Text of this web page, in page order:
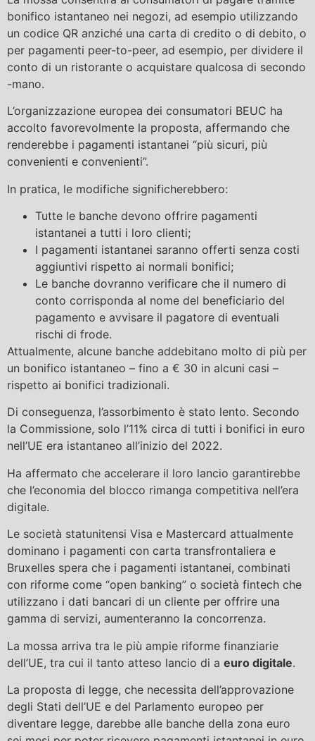
bonifico istantaneo nei negozi, ad esempio utilizzando
un codice QR anziché una carta di credito o di debito, o
per pagamenti peer-to-peer, ad esempio, per dividere il
conto di un ristorante o acquistare qualcosa di secondo
-mano.
L’organizzazione europea dei consumatori BEUC ha
accolto favorevolmente la proposta, affermando che
renderebbe i pagamenti istantanei “più sicuri, più
convenienti e convenienti”.
In pratica, le modifiche significherebbero:
Tutte le banche devono offrire pagamenti
istantanei a tutti i loro clienti;
I pagamenti istantanei saranno offerti senza costi
aggiuntivi rispetto ai normali bonifici;
Le banche dovranno verificare che il numero di
conto corrisponda al nome del beneficiario del
pagamento e avvisare il pagatore di eventuali
rischi di frode.
Attualmente, alcune banche addebitano molto di più per
un bonifico istantaneo – fino a € 30 in alcuni casi –
rispetto ai bonifici tradizionali.
Di conseguenza, l’assorbimento è stato lento. Secondo
la Commissione, solo l’11% circa di tutti i bonifici in euro
nell’UE era istantaneo all’inizio del 2022.
Ha affermato che accelerare il loro lancio garantirebbe
che l’economia del blocco rimanga competitiva nell’era
digitale.
Le società statunitensi Visa e Mastercard attualmente
dominano i pagamenti con carta transfrontaliera e
Bruxelles spera che i pagamenti istantanei, combinati
con riforme come “open banking” o società fintech che
utilizzano i dati bancari di un cliente per offrire una
gamma di servizi, aumenteranno la concorrenza.
La mossa arriva tra le più ampie riforme finanziarie
dell’UE, tra cui il tanto atteso lancio di a euro digitale.
La proposta di legge, che necessita dell’approvazione
degli Stati dell’UE e del Parlamento europeo per
diventare legge, darebbe alle banche della zona euro